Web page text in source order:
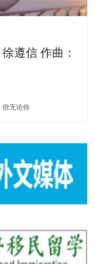
遵信 作曲：
但无论你